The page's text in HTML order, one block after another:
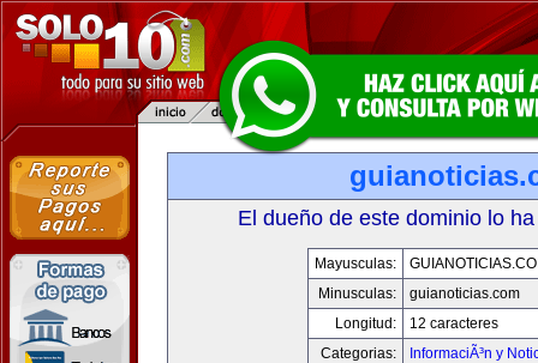
El dueño de este dominio lo
Mayusculas:
Minusculas:
guianoticias.com
Longitud:
12 caracteres
Categorias:
InformaciÃ³n y